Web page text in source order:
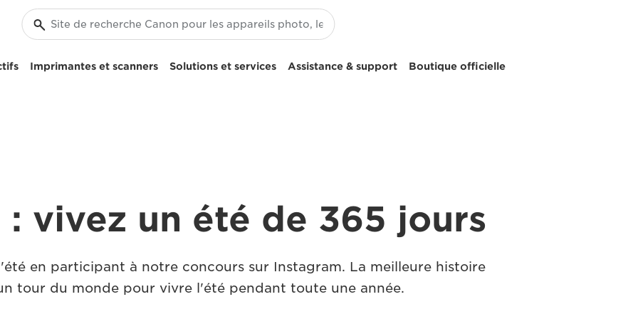
Imprimantes et scanners Solutions et services Assistance & support Boutique officielle
vivez un été de 365 jours
en participant à notre concours sur Instagram. La meilleure histoire
tour du monde pour vivre l'été pendant toute une année.